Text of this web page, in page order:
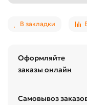
В закладки
Оформляйте
заказы онлайн
Самовывоз